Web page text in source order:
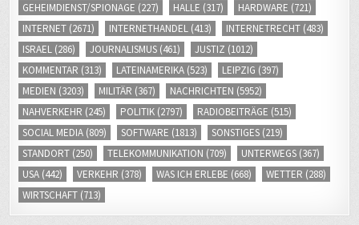
GEHEIMDIENST/SPIONAGE (227) HALLE (317) HARDWARE (721)
INTERNET (2671) INTERNETHANDEL (413) INTERNETRECHT (483)
ISRAEL (286) JOURNALISMUS (461) JUSTIZ (1012)
KOMMENTAR (313) LATEINAMERIKA (523) LEIPZIG (397)
MEDIEN (3203) MILITÄR (367) NACHRICHTEN (5952)
NAHVERKEHR (245) POLITIK (2797) RADIOBEITRÄGE (515)
SOCIAL MEDIA (809) SOFTWARE (1813) SONSTIGES (219)
STANDORT (250) TELEKOMMUNIKATION (709) UNTERWEGS (367)
USA (442) VERKEHR (378) WAS ICH ERLEBE (668) WETTER (288)
WIRTSCHAFT (713)